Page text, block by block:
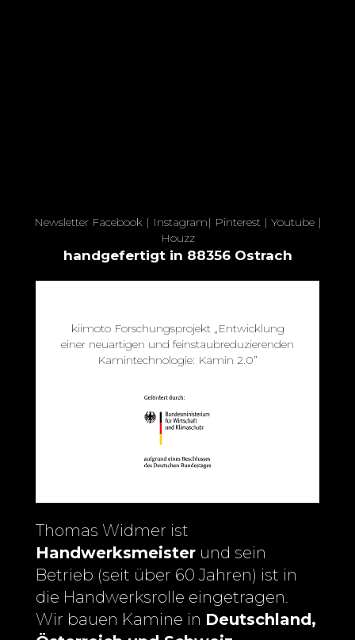
Newsletter Facebook| Instagram| Pinterest| Youtube|
Houzz
handgefertigt in 88356 Ostrach
kiimoto Forschungsprojekt „Entwicklung
einer neuartigen und feinstaubreduzierenden
Kamintechnologie: Kamin 2.0”
Thomas Widmer ist
Handwerksmeister und sein
Betrieb (seit über 60 Jahren) ist in
die Handwerksrolle eingetragen.
Wir bauen Kamine in Deutschland,